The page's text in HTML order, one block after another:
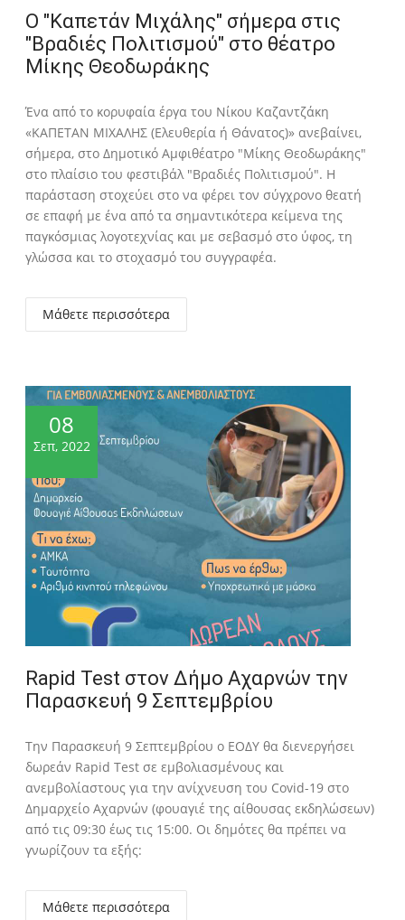
Ο "Καπετάν Μιχάλης" σήμερα στις
"Βραδιές Πολιτισμού" στο θέατρο
Μίκης Θεοδωράκης
Ένα από το κορυφαία έργα του Νίκου Καζαντζάκη
«ΚΑΠΕΤΑΝ ΜΙΧΑΛΗΣ (Ελευθερία ή Θάνατος)» ανεβαίνει,
σήμερα, στο Δημοτικό Αμφιθέατρο "Μίκης Θεοδωράκης"
στο πλαίσιο του φεστιβάλ "Βραδιές Πολιτισμού". Η
παράσταση στοχεύει στο να φέρει τον σύγχρονο θεατή
σε επαφή με ένα από τα σημαντικότερα κείμενα της
παγκόσμιας λογοτεχνίας και με σεβασμό στο ύφος, τη
γλώσσα και το στοχασμό του συγγραφέα.
Μάθετε περισσότερα
08
Σεπ, 2022
Rapid Test στον Δήμο Αχαρνών την
Παρασκευή 9 Σεπτεμβρίου
Την Παρασκευή 9 Σεπτεμβρίου ο ΕΟΔΥ θα διενεργήσει
δωρεάν Rapid Test σε εμβολιασμένους και
ανεμβολίαστους για την ανίχνευση του Covid-19 στο
Δημαρχείο Αχαρνών (φουαγιέ της αίθουσας εκδηλώσεων)
από τις 09:30 έως τις 15:00. Οι δημότες θα πρέπει να
γνωρίζουν τα εξής:
Μάθετε περισσότερα